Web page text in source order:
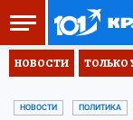
НОВОСТИ ТОЛЬКО
НОВОСТИ ПОЛИТИКА